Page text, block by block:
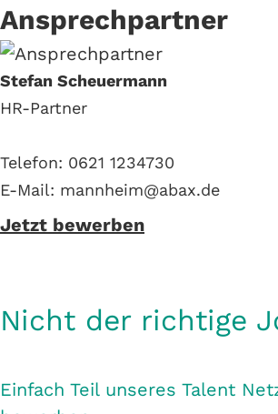
Ansprechpartner
Stefan Scheuermann
HR-Partner
Telefon: 0621 1234730
E-Mail: mannheim@abax.de
Jetzt bewerben
Nicht der richtige
Einfach Teil unseres Talent